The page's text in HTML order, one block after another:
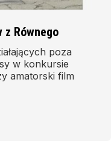
z Równego
poza
w konkursie
amatorski film